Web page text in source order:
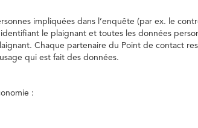
impliquées dans l’enquête (par ex. le
le plaignant et toutes les données
Chaque partenaire du Point de contact
qui est fait des données.
: